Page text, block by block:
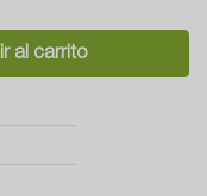
al carrito